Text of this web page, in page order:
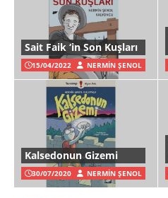
Sait Faik ‘in Son Kuşları
15/04/2022 NERMIN ŞENOL
Kalsedonun Gizemi
30/07/2020 NERMIN ŞENOL